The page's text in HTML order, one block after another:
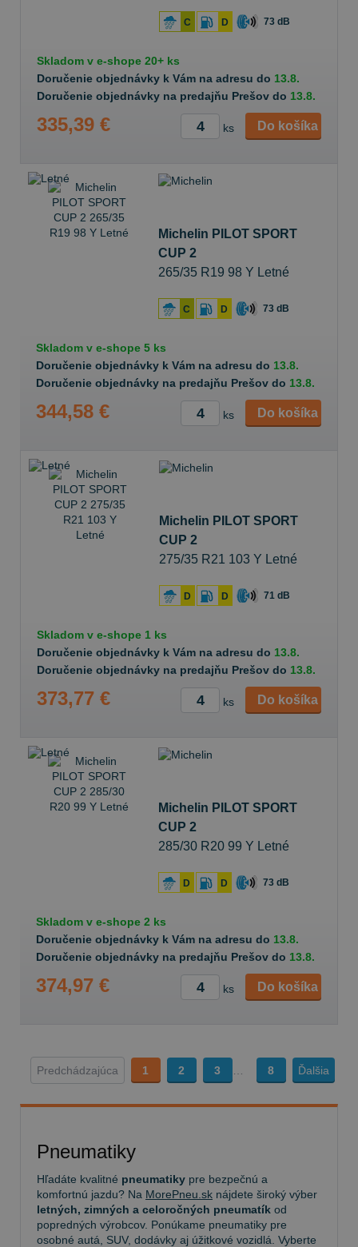
C D 73 dB
Skladom v e-shope 20+ ks
Doručenie objednávky k Vám na adresu do 13.8.
Doručenie objednávky na predajňu Prešov do 13.8.
335,39 € ks Do košíka
Michelin PILOT SPORT
CUP 2
265/35 R19 98 Y Letné
C D 73 dB
Skladom v e-shope 5 ks
Doručenie objednávky k Vám na adresu do 13.8.
Doručenie objednávky na predajňu Prešov do 13.8.
344,58 € ks Do košíka
Michelin PILOT SPORT
CUP 2
275/35 R21 103 Y Letné
D D 71 dB
Skladom v e-shope 1 ks
Doručenie objednávky k Vám na adresu do 13.8.
Doručenie objednávky na predajňu Prešov do 13.8.
373,77 € ks Do košíka
Michelin PILOT SPORT
CUP 2
285/30 R20 99 Y Letné
D D 73 dB
Skladom v e-shope 2 ks
Doručenie objednávky k Vám na adresu do 13.8.
Doručenie objednávky na predajňu Prešov do 13.8.
374,97 € ks Do košíka
Predchádzajúca 1 2 3 8 Ďalšia
Pneumatiky
Hľadáte kvalitné pneumatiky pre bezpečnú a
komfortnú jazdu? Na MorePneu.sk nájdete široký výber
letných, zimných a celoročných pneumatík od
popredných výrobcov. Ponúkame pneumatiky pre
osobné autá, SUV, dodávky aj úžitkové vozidlá. Vyberte